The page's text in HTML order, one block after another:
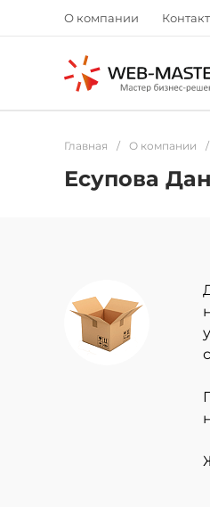
О компании
Главная / О компании /
Есупова